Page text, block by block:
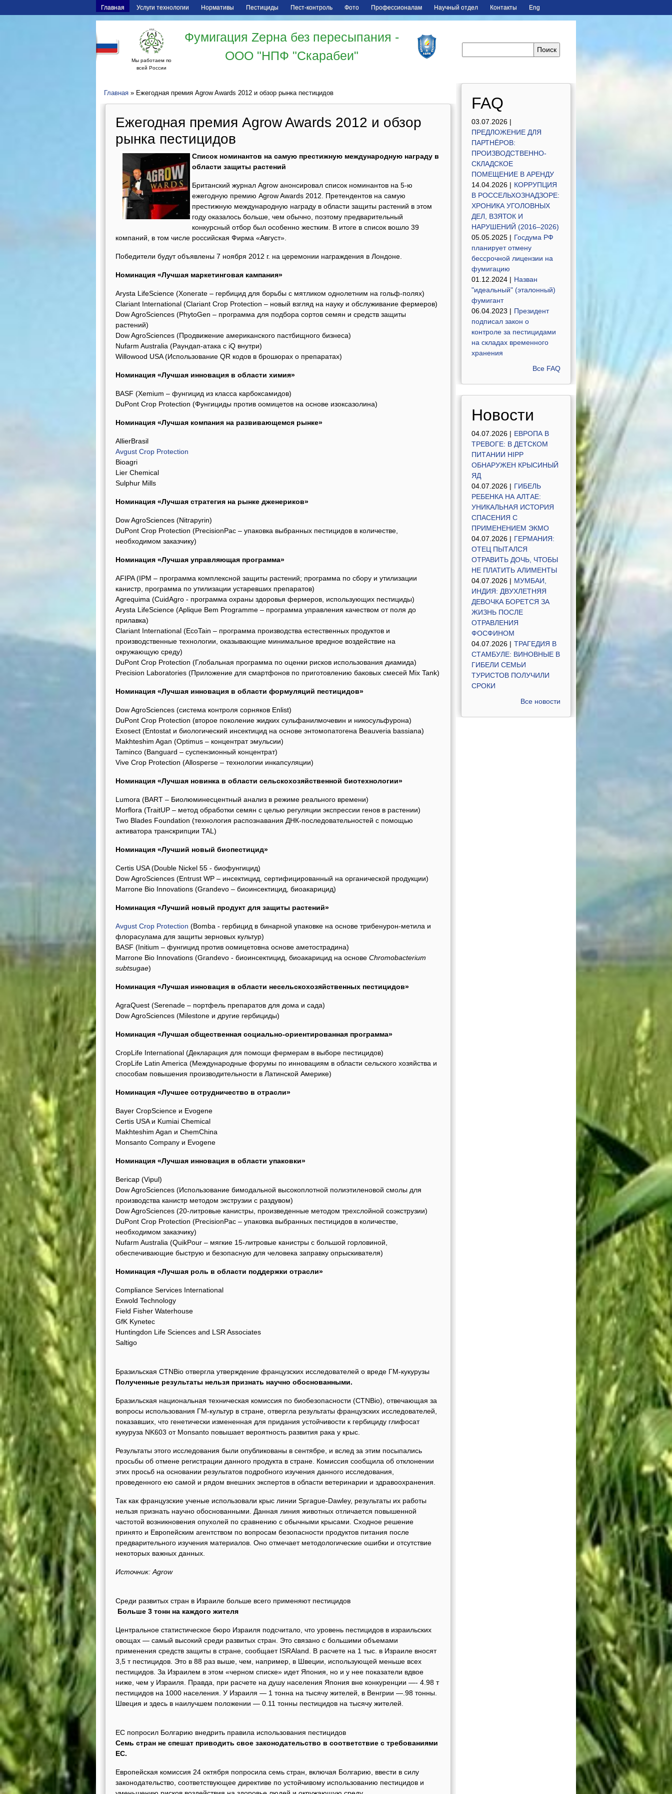
Главная Услуги технологии Нормативы Пестициды Пест-контроль Фото Профессионалам Научный отдел Контакты Eng
Мы работаем по
всей России
Фумигация Zерна без пересыпания -
ООО "НПФ "Скарабеи"
Главная » Ежегодная премия Agrow Awards 2012 и обзор рынка пестицидов
Ежегодная премия Agrow Awards 2012 и обзор
рынка пестицидов
Список номинантов на самую престижную международную награду в
области защиты растений
Британский журнал Agrow анонсировал список номинантов на 5-ю
ежегодную премию Agrow Awards 2012. Претендентов на самую
престижную международную награду в области защиты растений в этом
году оказалось больше, чем обычно, поэтому предварительный
конкурсный отбор был особенно жестким. В итоге в список вошло 39
компаний, в том числе российская Фирма «Август».
Победители будут объявлены 7 ноября 2012 г. на церемонии награждения в Лондоне.
Номинация «Лучшая маркетинговая кампания»
Arysta LifeScience (Xonerate – гербицид для борьбы с мятликом однолетним на гольф-полях)
Clariant International (Clariant Crop Protection – новый взгляд на науку и обслуживание фермеров)
Dow AgroSciences (PhytoGen – программа для подбора сортов семян и средств защиты
растений)
Dow AgroSciences (Продвижение американского пастбищного бизнеса)
Nufarm Australia (Раундап-атака с iQ внутри)
Willowood USA (Использование QR кодов в брошюрах о препаратах)
Номинация «Лучшая инновация в области химия»
BASF (Xemium – фунгицид из класса карбоксамидов)
DuPont Crop Protection (Фунгициды против оомицетов на основе изоксазолина)
Номинация «Лучшая компания на развивающемся рынке»
AllierBrasil
Avgust Crop Protection
Bioagri
Lier Chemical
Sulphur Mills
Номинация «Лучшая стратегия на рынке дженериков»
Dow AgroSciences (Nitrapyrin)
DuPont Crop Protection (PrecisionPac – упаковка выбранных пестицидов в количестве,
необходимом заказчику)
Номинация «Лучшая управляющая программа»
AFIPA (IPM – программа комплексной защиты растений; программа по сбору и утилизации
канистр, программа по утилизации устаревших препаратов)
Agrequima (CuidAgro - программа охраны здоровья фермеров, использующих пестициды)
Arysta LifeScience (Aplique Bem Programme – программа управления качеством от поля до
прилавка)
Clariant International (EcoTain – программа производства естественных продуктов и
производственные технологии, оказывающие минимальное вредное воздействие на
окружающую среду)
DuPont Crop Protection (Глобальная программа по оценки рисков использования диамида)
Precision Laboratories (Приложение для смартфонов по приготовлению баковых смесей Mix Tank)
Номинация «Лучшая инновация в области формуляций пестицидов»
Dow AgroSciences (система контроля сорняков Enlist)
DuPont Crop Protection (второе поколение жидких сульфанилмочевин и никосульфурона)
Exosect (Entostat и биологический инсектицид на основе энтомопатогена Beauveria bassiana)
Makhteshim Agan (Optimus – концентрат эмульсии)
Taminco (Banguard – суспензионный концентрат)
Vive Crop Protection (Allosperse – технологии инкапсуляции)
Номинация «Лучшая новинка в области сельскохозяйственной биотехнологии»
Lumora (BART – Биолюминесцентный анализ в режиме реального времени)
Morflora (TraitUP – метод обработки семян с целью регуляции экспрессии генов в растении)
Two Blades Foundation (технология распознавания ДНК-последовательностей с помощью
активатора транскрипции TAL)
Номинация «Лучший новый биопестицид»
Certis USA (Double Nickel 55 - биофунгицид)
Dow AgroSciences (Entrust WP – инсектицид, сертифицированный на органической продукции)
Marrone Bio Innovations (Grandevo – биоинсектицид, биоакарицид)
Номинация «Лучший новый продукт для защиты растений»
Avgust Crop Protection (Bomba - гербицид в бинарной упаковке на основе трибенурон-метила и
флорасулама для защиты зерновых культур)
BASF (Initium – фунгицид против оомицетовна основе аметострадина)
Marrone Bio Innovations (Grandevo - биоинсектицид, биоакарицид на основе Chromobacterium
subtsugae)
Номинация «Лучшая инновация в области несельскохозяйственных пестицидов»
AgraQuest (Serenade – портфель препаратов для дома и сада)
Dow AgroSciences (Milestone и другие гербициды)
Номинация «Лучшая общественная социально-ориентированная программа»
CropLife International (Декларация для помощи фермерам в выборе пестицидов)
CropLife Latin America (Международные форумы по инновациям в области сельского хозяйства и
способам повышения производительности в Латинской Америке)
Номинация «Лучшее сотрудничество в отрасли»
Bayer CropScience и Evogene
Certis USA и Kumiai Chemical
Makhteshim Agan и ChemChina
Monsanto Company и Evogene
Номинация «Лучшая инновация в области упаковки»
Bericap (Vipul)
Dow AgroSciences (Использование бимодальной высокоплотной полиэтиленовой смолы для
производства канистр методом экструзии с раздувом)
Dow AgroSciences (20-литровые канистры, произведенные методом трехслойной соэкструзии)
DuPont Crop Protection (PrecisionPac – упаковка выбранных пестицидов в количестве,
необходимом заказчику)
Nufarm Australia (QuikPour – мягкие 15-литровые канистры с большой горловиной,
обеспечивающие быструю и безопасную для человека заправку опрыскивателя)
Номинация «Лучшая роль в области поддержки отрасли»
Compliance Services International
Exwold Technology
Field Fisher Waterhouse
GfK Kynetec
Huntingdon Life Sciences and LSR Associates
Saltigo
Бразильская CTNBio отвергла утверждение французских исследователей о вреде ГМ-кукурузы
Полученные результаты нельзя признать научно обоснованными.
Бразильская национальная техническая комиссия по биобезопасности (CTNBio), отвечающая за
вопросы использования ГМ-культур в стране, отвергла результаты французских исследователей,
показавших, что генетически измененная для придания устойчивости к гербициду глифосат
кукуруза NK603 от Monsanto повышает вероятность развития рака у крыс.
Результаты этого исследования были опубликованы в сентябре, и вслед за этим посыпались
просьбы об отмене регистрации данного продукта в стране. Комиссия сообщила об отклонении
этих просьб на основании результатов подробного изучения данного исследования,
проведенного ею самой и рядом внешних экспертов в области ветеринарии и здравоохранения.
Так как французские ученые использовали крыс линии Sprague-Dawley, результаты их работы
нельзя признать научно обоснованными. Данная линия животных отличается повышенной
частотой возникновения опухолей по сравнению с обычными крысами. Сходное решение
принято и Европейским агентством по вопросам безопасности продуктов питания после
предварительного изучения материалов. Оно отмечает методологические ошибки и отсутствие
некоторых важных данных.
Источник: Agrow
Среди развитых стран в Израиле больше всего применяют пестицидов
Больше 3 тонн на каждого жителя
Центральное статистическое бюро Израиля подсчитало, что уровень пестицидов в израильских
овощах — самый высокий среди развитых стран. Это связано с большими объемами
применения средств защиты в стране, сообщает ISRAland. В расчете на 1 тыс. в Израиле вносят
3,5 т пестицидов. Это в 88 раз выше, чем, например, в Швеции, использующей меньше всех
пестицидов. За Израилем в этом «черном списке» идет Япония, но и у нее показатели вдвое
ниже, чем у Израиля. Правда, при расчете на душу населения Япония вне конкуренции —- 4.98 т
пестицидов на 1000 населения. У Израиля — 1 тонна на тысячу жителей, в Венгрии —.98 тонны.
Швеция и здесь в наилучшем положении — 0.11 тонны пестицидов на тысячу жителей.
ЕС попросил Болгарию внедрить правила использования пестицидов
Семь стран не спешат приводить свое законодательство в соответствие с требованиями
ЕС.
Европейская комиссия 24 октября попросила семь стран, включая Болгарию, ввести в силу
законодательство, соответствующее директиве по устойчивому использованию пестицидов и
FAQ
03.07.2026 |
ПРЕДЛОЖЕНИЕ ДЛЯ
ПАРТНЁРОВ:
ПРОИЗВОДСТВЕННО-
СКЛАДСКОЕ
ПОМЕЩЕНИЕ В АРЕНДУ
14.04.2026 | КОРРУПЦИЯ
В РОССЕЛЬХОЗНАДЗОРЕ:
ХРОНИКА УГОЛОВНЫХ
ДЕЛ, ВЗЯТОК И
НАРУШЕНИЙ (2016–2026)
05.05.2025 | Госдума РФ
планирует отмену
бессрочной лицензии на
фумигацию
01.12.2024 | Назван
"идеальный" (эталонный)
фумигант
06.04.2023 | Президент
подписал закон о
контроле за пестицидами
на складах временного
хранения
Все FAQ
Новости
04.07.2026 | ЕВРОПА В
ТРЕВОГЕ: В ДЕТСКОМ
ПИТАНИИ HIPP
ОБНАРУЖЕН КРЫСИНЫЙ
ЯД
04.07.2026 | ГИБЕЛЬ
РЕБЕНКА НА АЛТАЕ:
УНИКАЛЬНАЯ ИСТОРИЯ
СПАСЕНИЯ С
ПРИМЕНЕНИЕМ ЭКМО
04.07.2026 | ГЕРМАНИЯ:
ОТЕЦ ПЫТАЛСЯ
ОТРАВИТЬ ДОЧЬ, ЧТОБЫ
НЕ ПЛАТИТЬ АЛИМЕНТЫ
04.07.2026 | МУМБАИ,
ИНДИЯ: ДВУХЛЕТНЯЯ
ДЕВОЧКА БОРЕТСЯ ЗА
ЖИЗНЬ ПОСЛЕ
ОТРАВЛЕНИЯ
ФОСФИНОМ
04.07.2026 | ТРАГЕДИЯ В
СТАМБУЛЕ: ВИНОВНЫЕ В
ГИБЕЛИ СЕМЬИ
ТУРИСТОВ ПОЛУЧИЛИ
СРОКИ
Все новости